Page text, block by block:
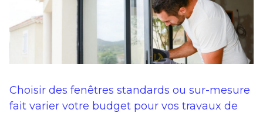
Choisir des fenêtres standards ou sur-mesure
fait varier votre budget pour vos travaux de